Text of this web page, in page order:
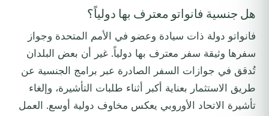
هل جنسية فانواتو معترف بها دولياً؟
فانواتو دولة ذات سيادة وعضو في الأمم المتحدة وجواز
سفرها وثيقة سفر معترف بها دولياً. غير أن بعض البلدان
تُدقق في جوازات السفر الصادرة عبر برامج الجنسية عن
طريق الاستثمار بعناية أكبر أثناء طلبات التأشيرة، وإلغاء
تأشيرة الاتحاد الأوروبي يعكس مخاوف دولية أوسع. العمل